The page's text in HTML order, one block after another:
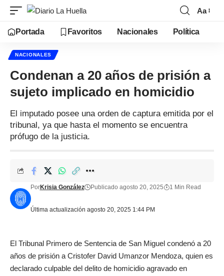
Aa
Portada Favoritos Nacionales Política
NACIONALES
Condenan a 20 años de prisión a
sujeto implicado en homicidio
El imputado posee una orden de captura emitida por el
tribunal, ya que hasta el momento se encuentra
prófugo de la justicia.
Última actualización agosto 20, 2025 1:44 PM
PorKrisia González Publicado agosto 20, 2025 1 Min Read
El Tribunal Primero de Sentencia de San Miguel condenó a 20
años de prisión a Cristofer David Umanzor Mendoza, quien es
declarado culpable del delito de homicidio agravado en